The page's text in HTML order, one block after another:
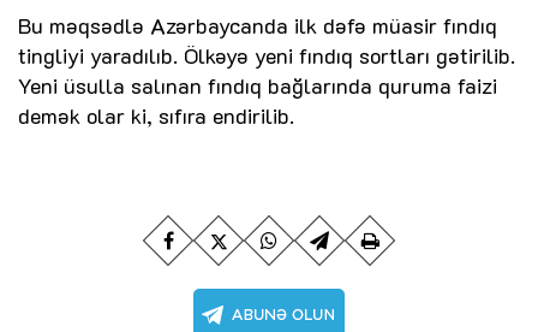
Bu məqsədlə Azərbaycanda ilk dəfə müasir fındıq
tingliyi yaradılıb. Ölkəyə yeni fındıq sortları gətirilib.
Yeni üsulla salınan fındıq bağlarında quruma faizi
demək olar ki, sıfıra endirilib.